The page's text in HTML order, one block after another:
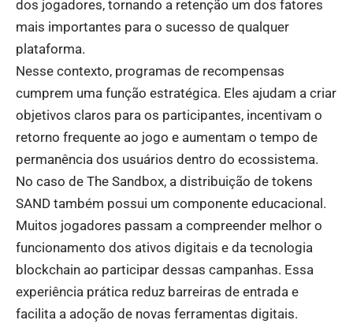
dos jogadores, tornando a retenção um dos fatores
mais importantes para o sucesso de qualquer
plataforma.
Nesse contexto, programas de recompensas
cumprem uma função estratégica. Eles ajudam a criar
objetivos claros para os participantes, incentivam o
retorno frequente ao jogo e aumentam o tempo de
permanência dos usuários dentro do ecossistema.
No caso de The Sandbox, a distribuição de tokens
SAND também possui um componente educacional.
Muitos jogadores passam a compreender melhor o
funcionamento dos ativos digitais e da tecnologia
blockchain ao participar dessas campanhas. Essa
experiência prática reduz barreiras de entrada e
facilita a adoção de novas ferramentas digitais.